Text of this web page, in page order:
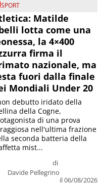
SPORT
Matilde
lotta come una
la 4×400
firma il
nazionale, ma
fuori dalla finale
Mondiali Under 20
di
Davide Pellegrino
il 06/08/2026
debutto iridato della
della Cogne,
di una prova
nell'ultima frazione
seconda batteria della
mist...